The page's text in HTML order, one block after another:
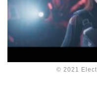
© 2021